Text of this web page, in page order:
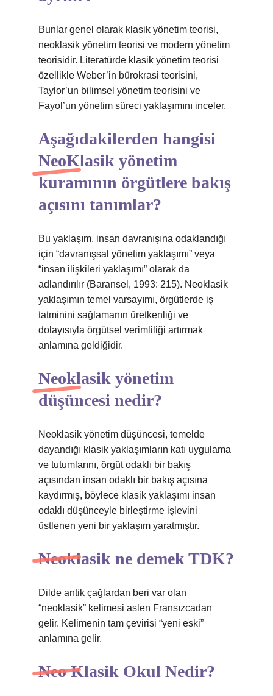
Bunlar genel olarak klasik yönetim teorisi,
neoklasik yönetim teorisi ve modern yönetim
teorisidir. Literatürde klasik yönetim teorisi
özellikle Weber’in bürokrasi teorisini,
Taylor’un bilimsel yönetim teorisini ve
Fayol’un yönetim süreci yaklaşımını inceler.
Aşağıdakilerden hangisi
NeoKlasik yönetim
kuramının örgütlere bakış
açısını tanımlar?
Bu yaklaşım, insan davranışına odaklandığı
için “davranışsal yönetim yaklaşımı” veya
“insan ilişkileri yaklaşımı” olarak da
adlandırılır (Baransel, 1993: 215). Neoklasik
yaklaşımın temel varsayımı, örgütlerde iş
tatminini sağlamanın üretkenliği ve
dolayısıyla örgütsel verimliliği artırmak
anlamına geldiğidir.
Neoklasik yönetim
düşüncesi nedir?
Neoklasik yönetim düşüncesi, temelde
dayandığı klasik yaklaşımların katı uygulama
ve tutumlarını, örgüt odaklı bir bakış
açısından insan odaklı bir bakış açısına
kaydırmış, böylece klasik yaklaşımı insan
odaklı düşünceyle birleştirme işlevini
üstlenen yeni bir yaklaşım yaratmıştır.
Neoklasik ne demek TDK?
Dilde antik çağlardan beri var olan
“neoklasik” kelimesi aslen Fransızcadan
gelir. Kelimenin tam çevirisi “yeni eski”
anlamına gelir.
Neo Klasik Okul Nedir?